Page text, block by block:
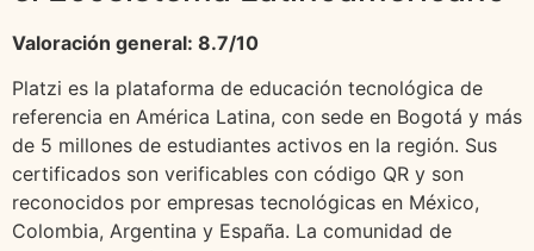
Valoración general: 8.7/10
Platzi es la plataforma de educación tecnológica de
referencia en América Latina, con sede en Bogotá y más
de 5 millones de estudiantes activos en la región. Sus
certificados son verificables con código QR y son
reconocidos por empresas tecnológicas en México,
Colombia, Argentina y España. La comunidad de